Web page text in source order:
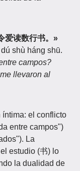
爱读数行书。»
shù háng shū.
campos?
llevaron al
íntima: el conflicto
entre campos")
La
estudio (书) lo
la dualidad de